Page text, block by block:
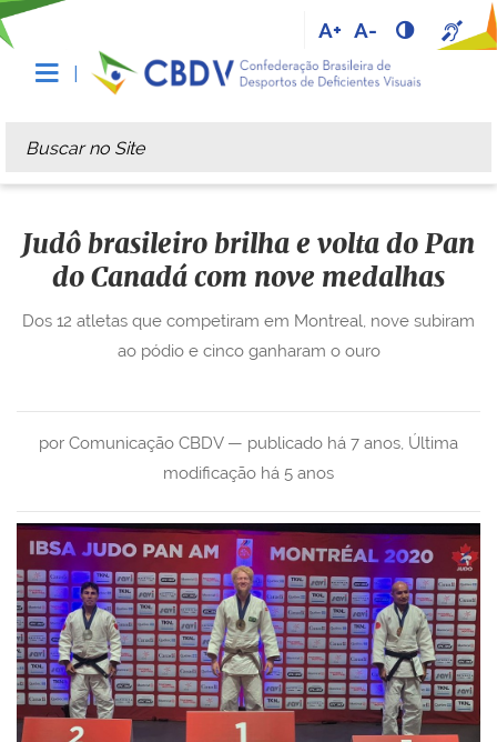
A+ A-
Busca
Busca Avançada…
Judô brasileiro brilha e volta do Pan
do Canadá com nove medalhas
por Comunicação CBDV — publicado há 7 anos, Última
modificação há 5 anos
Dos 12 atletas que competiram em Montreal, nove subiram
ao pódio e cinco ganharam o ouro